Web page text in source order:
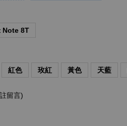
Note 8T
紅色 玫紅 黃色 天藍
留言)